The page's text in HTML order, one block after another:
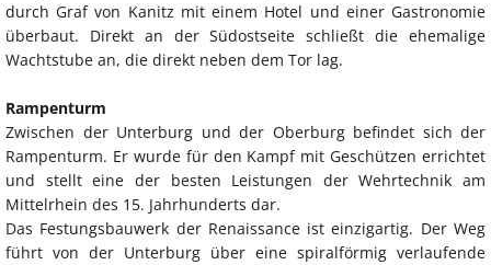
durch Graf von Kanitz mit einem Hotel und einer Gastronomie
überbaut. Direkt an der Südostseite schließt die ehemalige
Wachtstube an, die direkt neben dem Tor lag.
Rampenturm
Zwischen der Unterburg und der Oberburg befindet sich der
Rampenturm. Er wurde für den Kampf mit Geschützen errichtet
und stellt eine der besten Leistungen der Wehrtechnik am
Mittelrhein des 15. Jahrhunderts dar.
Das Festungsbauwerk der Renaissance ist einzigartig. Der Weg
führt von der Unterburg über eine spiralförmig verlaufende